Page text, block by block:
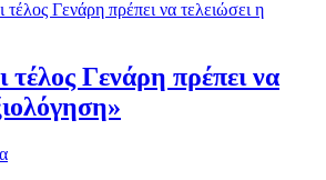
Γενάρη πρέπει να